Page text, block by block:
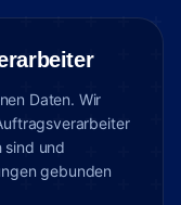
Daten. Wir
sind und
gebunden